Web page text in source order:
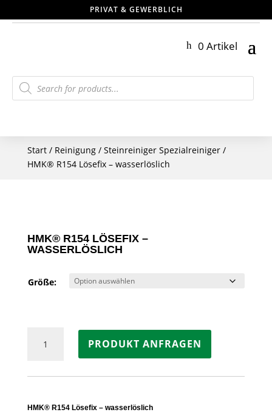
PRIVAT & GEWERBLICH
0 Artikel
Products
search
Start/ Reinigung/ Steinreiniger Spezialreiniger/
HMK® R154 Lösefix – wasserlöslich
HMK® R154 LÖSEFIX –
WASSERLÖSLICH
Größe:
R154
–
Menge
PRODUKT ANFRAGEN
HMK® R154 Lösefix – wasserlöslich